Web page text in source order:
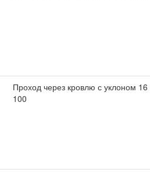
Проход через кровлю с уклоном
100